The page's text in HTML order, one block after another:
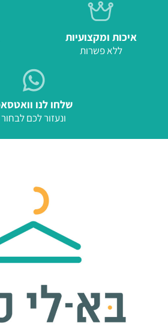
איכות ומקצועיות
ללא פשרות
שלחו לנו וואטסאפ
ונעזור לכם לבחור